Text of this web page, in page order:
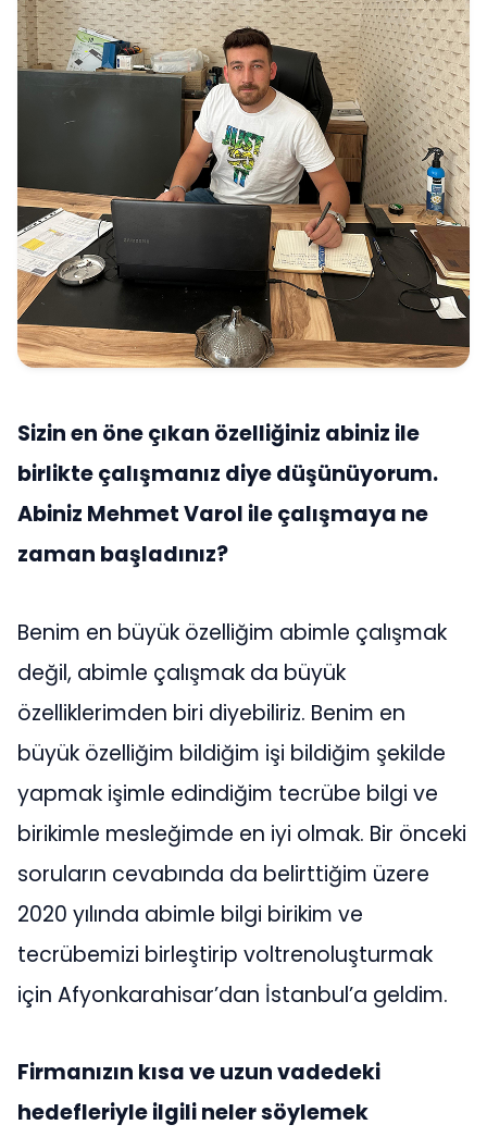
Sizin en öne çıkan özelliğiniz abiniz ile
birlikte çalışmanız diye düşünüyorum.
Abiniz Mehmet Varol ile çalışmaya ne
zaman başladınız?
Benim en büyük özelliğim abimle çalışmak
değil, abimle çalışmak da büyük
özelliklerimden biri diyebiliriz. Benim en
büyük özelliğim bildiğim işi bildiğim şekilde
yapmak işimle edindiğim tecrübe bilgi ve
birikimle mesleğimde en iyi olmak. Bir önceki
soruların cevabında da belirttiğim üzere
2020 yılında abimle bilgi birikim ve
tecrübemizi birleştirip voltrenoluşturmak
için Afyonkarahisar’dan İstanbul’a geldim.
Firmanızın kısa ve uzun vadedeki
hedefleriyle ilgili neler söylemek